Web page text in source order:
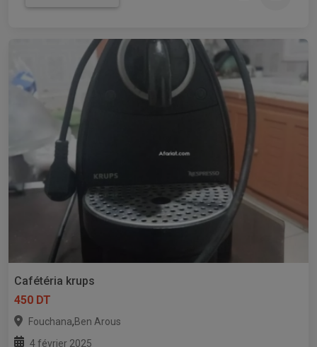
Cafétéria krups
450 DT
Fouchana,Ben Arous
4 février 2025